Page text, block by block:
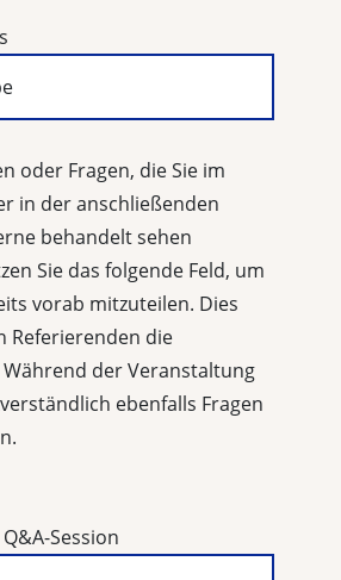
oder Fragen, die Sie im
in der anschließenden
behandelt sehen
Sie das folgende Feld, um
vorab mitzuteilen. Dies
Referierenden die
der Veranstaltung
ebenfalls Fragen
Session